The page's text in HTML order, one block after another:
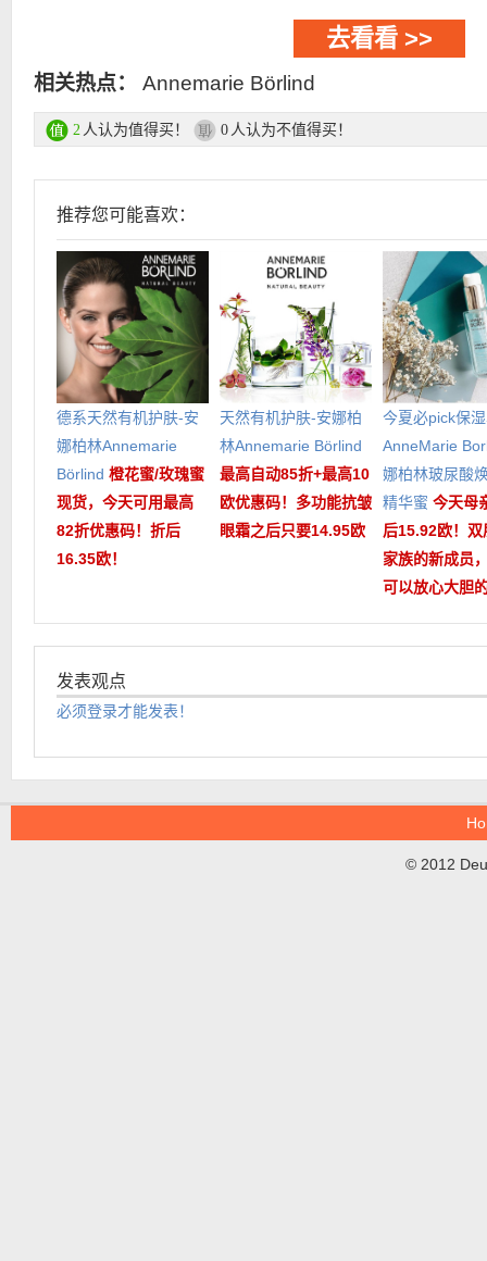
去看看 >>
相关热点： Annemarie Börlind
2 人认为值得买！ 0 人认为不值得买！
推荐您可能喜欢：
德系天然有机护肤-安
娜柏林Annemarie
Börlind 橙花蜜/玫瑰蜜
现货，今天可用最高
82折优惠码！折后
16.35欧！
天然有机护肤-安娜柏
林Annemarie Börlind
最高自动85折+最高10
欧优惠码！多功能抗皱
眼霜之后只要14.95欧
今夏必pick保
AnneMarie
娜柏林玻尿酸
精华蜜 今天母
后15.92欧！双
家族的新成员
可以放心大胆
发表观点
必须登录才能发表！
© 2012